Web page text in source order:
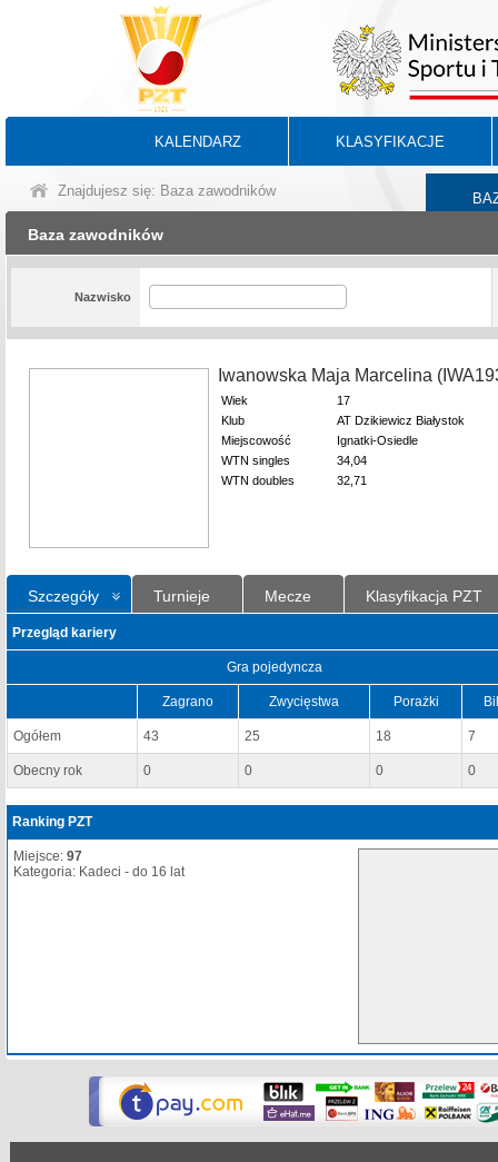
KALENDARZ KLASYFIKACJE
Znajdujesz się: Baza zawodników
Baza zawodników
Nazwisko
Iwanowska Maja Marcelina
Wiek
17
Klub
AT Dzikiewicz Białystok
Miejscowość
Ignatki-Osiedle
WTN singles
34,04
WTN doubles
32,71
Szczegóły Turnieje Mecze Klasyfikacja PZT
Przegląd kariery
Gra pojedyncza
Zagrano Zwycięstwa Porażki
Ogółem 43 25 18 7
Obecny rok 0 0 0 0
Ranking PZT
Miejsce: 97
Kategoria: Kadeci - do 16 lat